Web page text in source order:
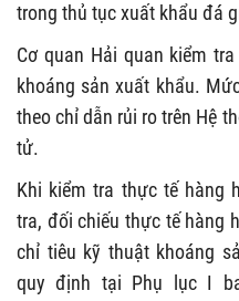
trong thủ tục xuất khẩu đá
Cơ quan Hải quan kiểm
khoáng sản xuất khẩu.
theo chỉ dẫn rủi ro trên Hệ
tử.
Khi kiểm tra thực tế hàng
tra, đối chiếu thực tế hàng
chỉ tiêu kỹ thuật khoáng
quy định tại Phụ lục I